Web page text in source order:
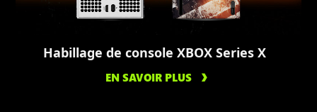
Habillage de console XBOX Series X
EN SAVOIR PLUS